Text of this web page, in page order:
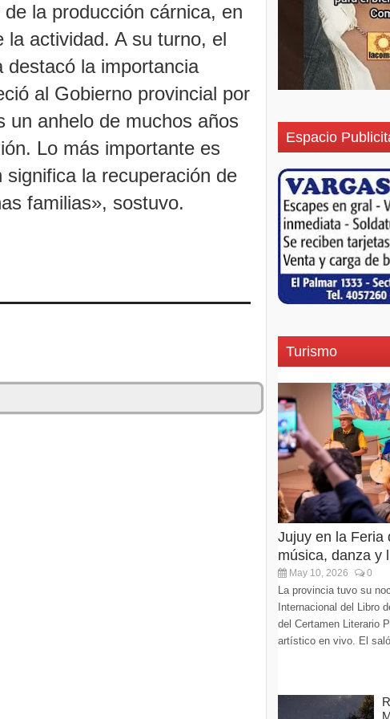
la producción cárnica, en
actividad. A su turno, el
destacó la importancia
al Gobierno provincial por
un anhelo de muchos años
Lo más importante es
la recuperación de
familias», sostuvo.
Espacio
Turismo
Jujuy en la Feria
música, danza y
May 10, 2026 0
La provincia tuvo su
Internacional del Libro
del Certamen Literario
artístico en vivo. El